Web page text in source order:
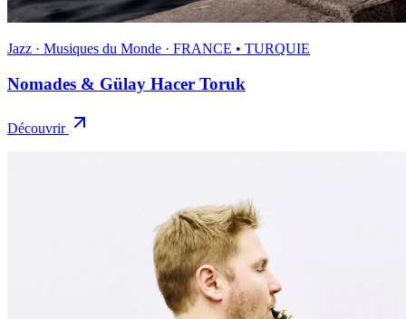
Jazz · Musiques du Monde · FRANCE • TURQUIE
Nomades & Gülay Hacer Toruk
Découvrir